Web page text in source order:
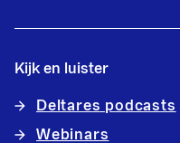
Kijk en luister
Deltares podcasts
Webinars